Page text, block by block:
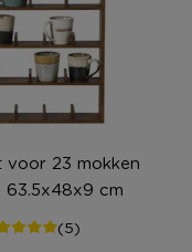
voor 23 mokken
63.5x48x9 cm
(5)